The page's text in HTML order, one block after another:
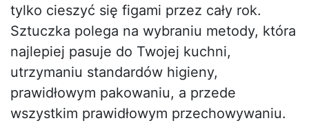
tylko cieszyć się figami przez cały rok.
Sztuczka polega na wybraniu metody, która
najlepiej pasuje do Twojej kuchni,
utrzymaniu standardów higieny,
prawidłowym pakowaniu, a przede
wszystkim prawidłowym przechowywaniu.